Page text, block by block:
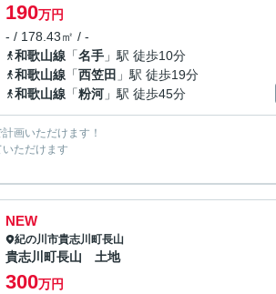
190万円
- / 178.43㎡ / -
和歌山線 「名手 」駅 徒歩10分
和歌山線 「西笠田 」駅 徒歩19分
和歌山線 「粉河 」駅 徒歩45分
画いただけます！
ただけます
NEW
紀の川市貴志川町長山
貴志川町長山 土地
300万円